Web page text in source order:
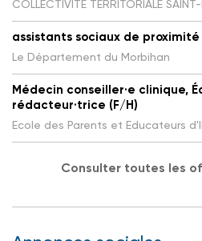
COLLECTIVITE TERRITORIALE
assistants sociaux de proximité
Le Département du Morbihan
Médecin conseiller·e clinique,
rédacteur·trice (F/H)
Ecole des Parents et Educateurs
Consulter toutes les